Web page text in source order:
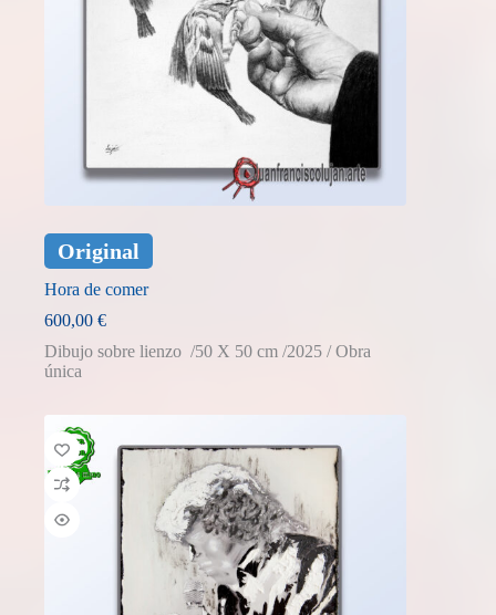
Original
Hora de comer
600,00 €
Dibujo sobre lienzo /50 X 50 cm /2025 / Obra
única